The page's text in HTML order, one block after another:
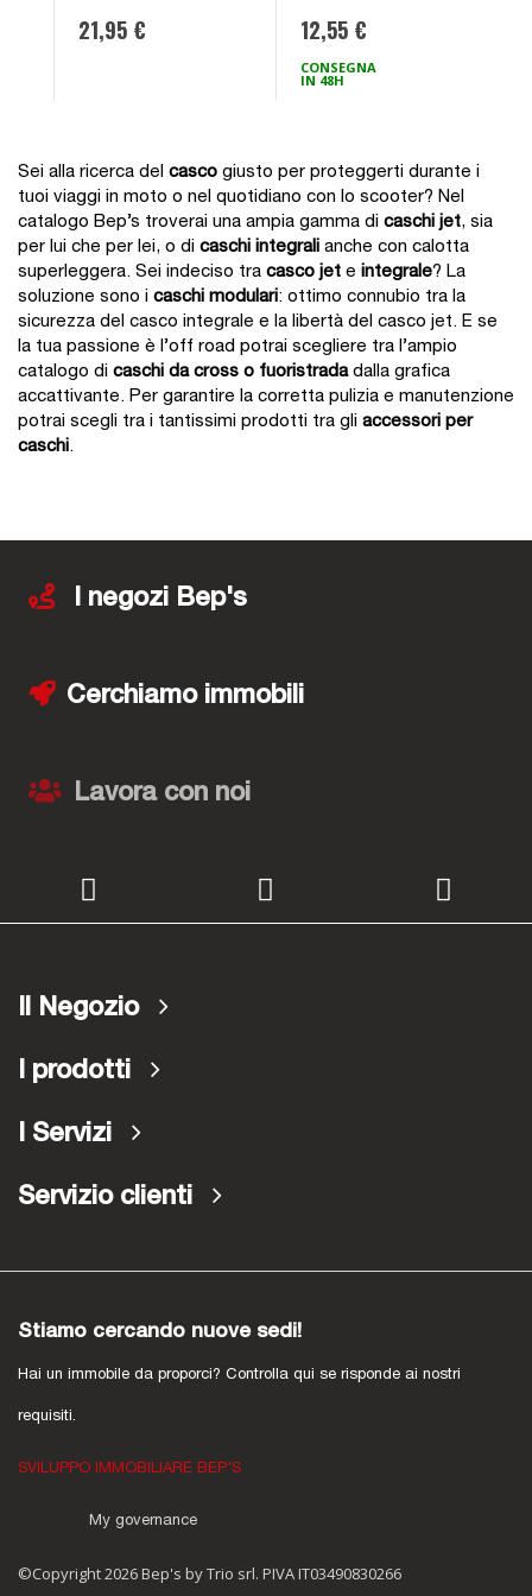
21,95 € 12,55 €
CONSEGNA
IN 48H
Sei alla ricerca del casco giusto per proteggerti durante i
tuoi viaggi in moto o nel quotidiano con lo scooter? Nel
catalogo Bep’s troverai una ampia gamma di caschi jet, sia
per lui che per lei, o di caschi integrali anche con calotta
superleggera. Sei indeciso tra casco jet e integrale? La
soluzione sono i caschi modulari: ottimo connubio tra la
sicurezza del casco integrale e la libertà del casco jet. E se
la tua passione è l’off road potrai scegliere tra l’ampio
catalogo di caschi da cross o fuoristradadalla grafica
accattivante. Per garantire la corretta pulizia e manutenzione
potrai scegli tra i tantissimi prodotti tra gli accessori per
caschi.
I negozi Bep's
Cerchiamo immobili
Lavora con noi
Il Negozio
I prodotti
I Servizi
Servizio clienti
Stiamo cercando nuove sedi!
Hai un immobile da proporci? Controlla qui se risponde ai nostri
requisiti.
SVILUPPO IMMOBILIARE BEP'S
My governance
©Copyright 2026 Bep's by Trio srl. PIVA IT03490830266